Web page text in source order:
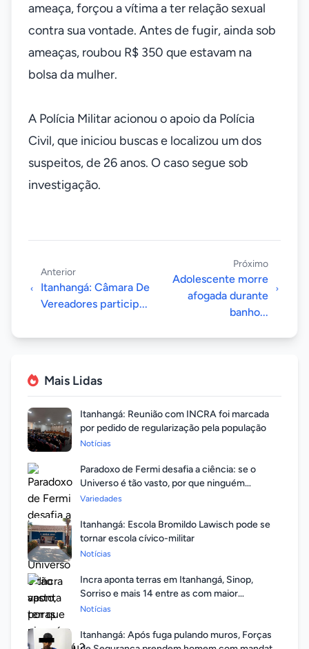
ameaça, forçou a vítima a ter relação sexual
contra sua vontade. Antes de fugir, ainda sob
ameaças, roubou R$ 350 que estavam na
bolsa da mulher.
A Polícia Militar acionou o apoio da Polícia
Civil, que iniciou buscas e localizou um dos
suspeitos, de 26 anos. O caso segue sob
investigação.
Anterior
Itanhangá: Câmara De
Vereadores particip...
Próximo
Adolescente morre
afogada durante
banho...
Mais Lidas
Itanhangá: Reunião com INCRA foi marcada
por pedido de regularização pela população
Notícias
Paradoxo de Fermi desafia a ciência: se o
Universo é tão vasto, por que ninguém
respondeu?
Variedades
Itanhangá: Escola Bromildo Lawisch pode se
tornar escola cívico-militar
Notícias
Incra aponta terras em Itanhangá, Sinop,
Sorriso e mais 14 entre as com maior
valorização
Notícias
Itanhangá: Após fuga pulando muros, Forças